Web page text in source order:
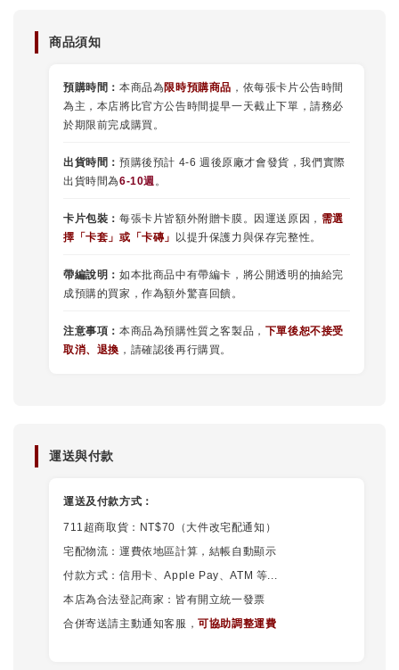
商品須知
預購時間： 本商品為限時預購商品 ，依每張卡片公告時間
為主，本店將比官方公告時間提早一天截止下單，請務必
於期限前完成購買。
出貨時間： 預購後預計 4-6 週後原廠才會發貨，我們實際
出貨時間為6-10週。
卡片包裝： 每張卡片皆額外附贈卡膜。因運送原因， 需選
擇 「卡套 」或 「卡磚」 以提升保護力與保存完整性。
帶編說明： 如本批商品中有帶編卡，將公開透明的抽給完
成預購的買家，作為額外驚喜回饋。
注意事項： 本商品為預購性質之客製品， 下單後恕不接受
取消、退換 ，請確認後再行購買。
運送與付款
運送及付款方式：
711超商取貨：NT$70（大件改宅配通知）
宅配物流：運費依地區計算，結帳自動顯示
付款方式：信用卡、Apple Pay、ATM 等...
本店為合法登記商家：皆有開立統一發票
合併寄送請主動通知客服，可協助調整運費